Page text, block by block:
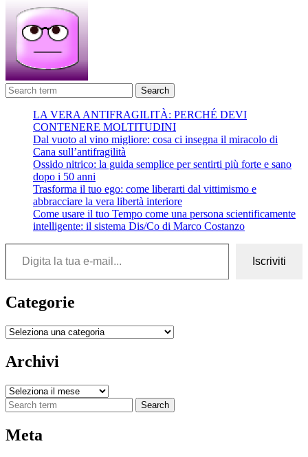
Search
LA VERA ANTIFRAGILITÀ: PERCHÉ DEVI
CONTENERE MOLTITUDINI
Dal vuoto al vino migliore: cosa ci insegna il miracolo di
Cana sull’antifragilità
Ossido nitrico: la guida semplice per sentirti più forte e sano
dopo i 50 anni
Trasforma il tuo ego: come liberarti dal vittimismo e
abbracciare la vera libertà interiore
Come usare il tuo Tempo come una persona scientificamente
intelligente: il sistema Dis/Co di Marco Costanzo
Digita la tua e-mail...
Iscriviti
Categorie
Categorie
Archivi
Archivi
Search
Meta